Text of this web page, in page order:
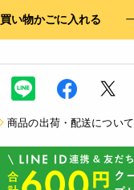
買い物かごに入れる
商品の出荷・配送について